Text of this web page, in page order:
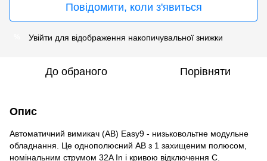
Повідомити, коли з'явиться
Увійти для відображення накопичувальної знижки
До обраного Порівняти
Опис
Автоматичний вимикач (АВ) Easy9 - низьковольтне модульне
обладнання. Це однополюсний АВ з 1 захищеним полюсом,
номінальним струмом 32A In і кривою відключення C.